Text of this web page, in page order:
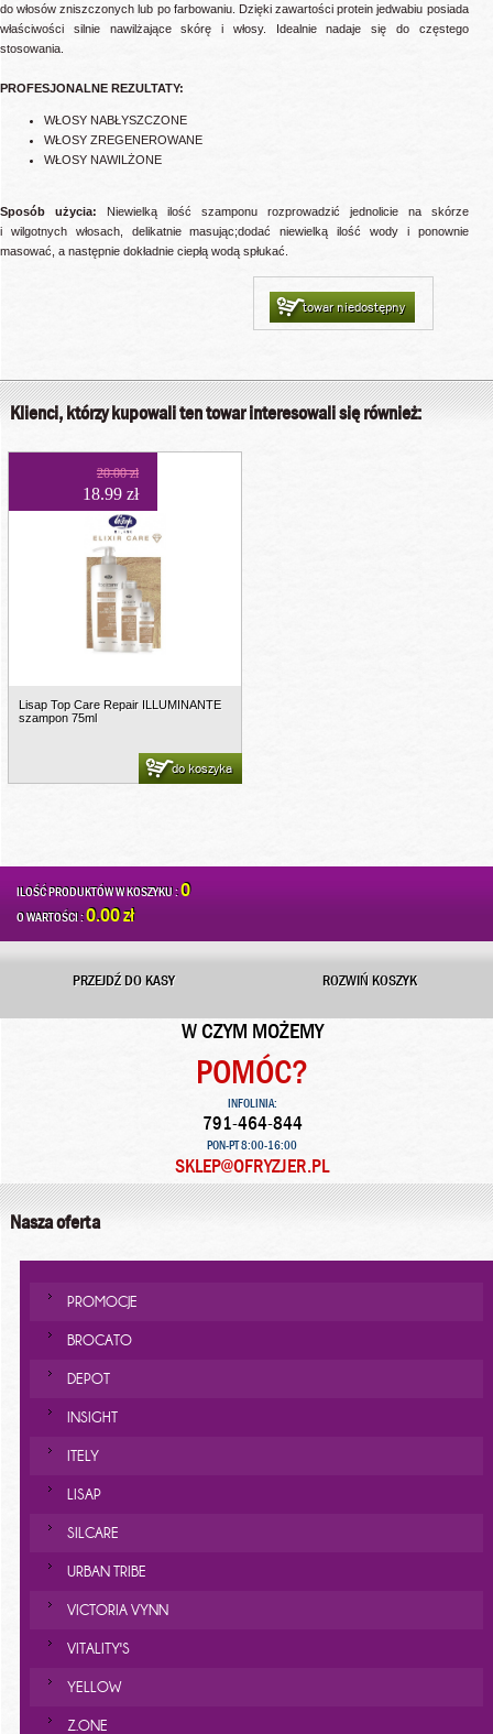
do włosów zniszczonych lub po farbowaniu. Dzięki zawartości protein jedwabiu posiada
właściwości silnie nawilżające skórę i włosy. Idealnie nadaje się do częstego
stosowania.
PROFESJONALNE REZULTATY:
WŁOSY NABŁYSZCZONE
WŁOSY ZREGENEROWANE
WŁOSY NAWILŻONE
Sposób użycia: Niewielką ilość szamponu rozprowadzić jednolicie na skórze
i wilgotnych włosach, delikatnie masując;dodać niewielką ilość wody i ponownie
masować, a następnie dokładnie ciepłą wodą spłukać.
towar niedostępny
Klienci, którzy kupowali ten towar interesowali się również:
20.00 zł
18.99 zł
Lisap Top Care Repair ILLUMINANTE
szampon 75ml
do koszyka
ILOŚĆ PRODUKTÓW W KOSZYKU :0
O WARTOŚCI :0.00 zł
PRZEJDŹ DO KASY ROZWIŃ KOSZYK
W CZYM MOŻEMY
POMÓC?
INFOLINIA:
791-464-844
PON-PT 8:00-16:00
SKLEP@OFRYZJER.PL
Nasza oferta
PROMOCJE
BROCATO
DEPOT
INSIGHT
ITELY
LISAP
SILCARE
URBAN TRIBE
VICTORIA VYNN
VITALITY'S
YELLOW
Z.ONE